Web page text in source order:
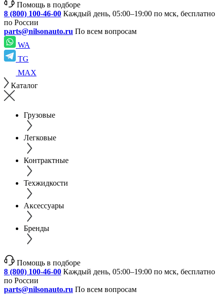
Помощь в подборе
8 (800) 100-46-00 Каждый день, 05:00–19:00 по мск, бесплатно
по России
parts@nilsonauto.ru По всем вопросам
WA
TG
MAX
Каталог
Грузовые
Легковые
Контрактные
Техжидкости
Аксессуары
Бренды
Помощь в подборе
8 (800) 100-46-00 Каждый день, 05:00–19:00 по мск, бесплатно
по России
parts@nilsonauto.ru По всем вопросам